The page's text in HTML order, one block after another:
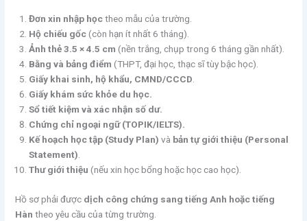
Đơn xin nhập họctheo mẫu của trường.
Hộ chiếu gốc (còn hạn ít nhất 6 tháng).
Ảnh thẻ 3.5 × 4.5 cm (nền trắng, chụp trong 6 tháng gần nhất).
Bằng và bảng điểm (THPT, đại học, thạc sĩ tùy bậc học).
Giấy khai sinh, hộ khẩu, CMND/CCCD.
Giấy khám sức khỏe du học.
Sổ tiết kiệm và xác nhận số dư.
Chứng chỉ ngoại ngữ (TOPIK/IELTS).
Kế hoạch học tập (Study Plan) và bản tự giới thiệu (Personal
Statement).
Thư giới thiệu (nếu xin học bổng hoặc học cao học).
Hồ sơ phải được dịch công chứng sang tiếng Anh hoặc tiếng
Hàn theo yêu cầu của từng trường.